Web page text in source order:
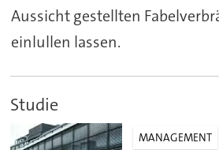
Aussicht gestellten
einlullen lassen.
Studie
MANAGEMENT